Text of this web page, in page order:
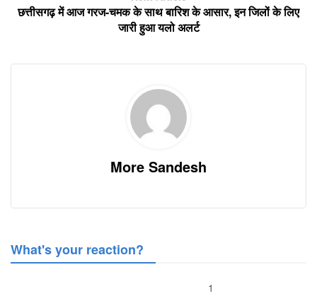
छत्तीसगढ़ में आज गरज-चमक के साथ बारिश के आसार, इन जिलों के लिए
जारी हुआ यलो अलर्ट
More Sandesh
What's your reaction?
1